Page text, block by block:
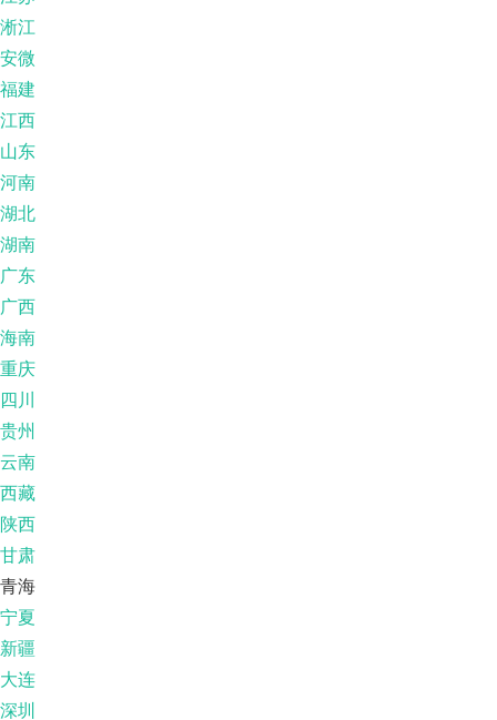
淅江
安微
福建
江西
山东
河南
湖北
湖南
广东
广西
海南
重庆
四川
贵州
云南
西藏
陕西
甘肃
青海
宁夏
新疆
大连
深圳